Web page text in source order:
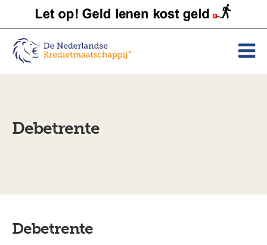
Debetrente
Debetrente